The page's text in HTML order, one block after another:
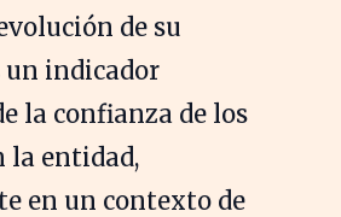
de su
un indicador
la confianza de los
la entidad,
en un contexto de